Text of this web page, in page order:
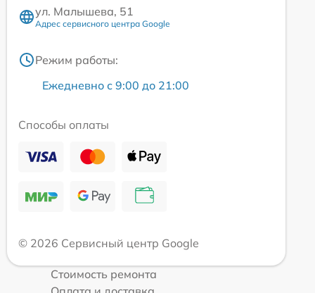
ул. Малышева, 51
Адрес сервисного центра Google
Режим работы:
Ежедневно с 9:00 до 21:00
Способы оплаты
© 2026 Сервисный центр Google
Стоимость ремонта